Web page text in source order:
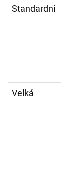
Standardní
Velká